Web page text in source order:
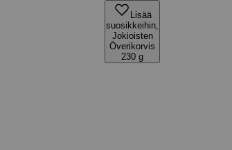
Lisää
suosikkeihin,
Jokioisten
Överikorvis
230 g